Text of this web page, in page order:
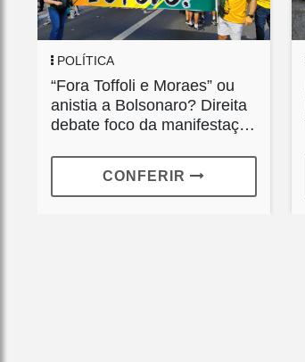
POLÍTICA
“Fora Toffoli e Moraes” ou
anistia a Bolsonaro? Direita
debate foco da manifestação
CONFERIR